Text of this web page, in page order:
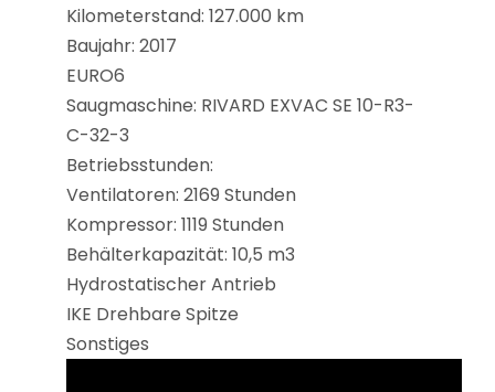
Kilometerstand: 127.000 km
Baujahr: 2017
EURO6
Saugmaschine: RIVARD EXVAC SE 10-R3-
C-32-3
Betriebsstunden:
Ventilatoren: 2169 Stunden
Kompressor: 1119 Stunden
Behälterkapazität: 10,5 m3
Hydrostatischer Antrieb
IKE Drehbare Spitze
Sonstiges